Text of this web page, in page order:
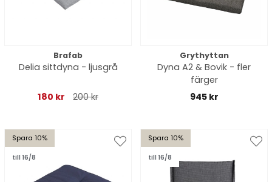
Brafab
Delia sittdyna - ljusgrå
180 kr 200 kr
Grythyttan
Dyna A2 & Bovik - fler
färger
945 kr
Spara 10%
till 16/8
Spara 10%
till 16/8